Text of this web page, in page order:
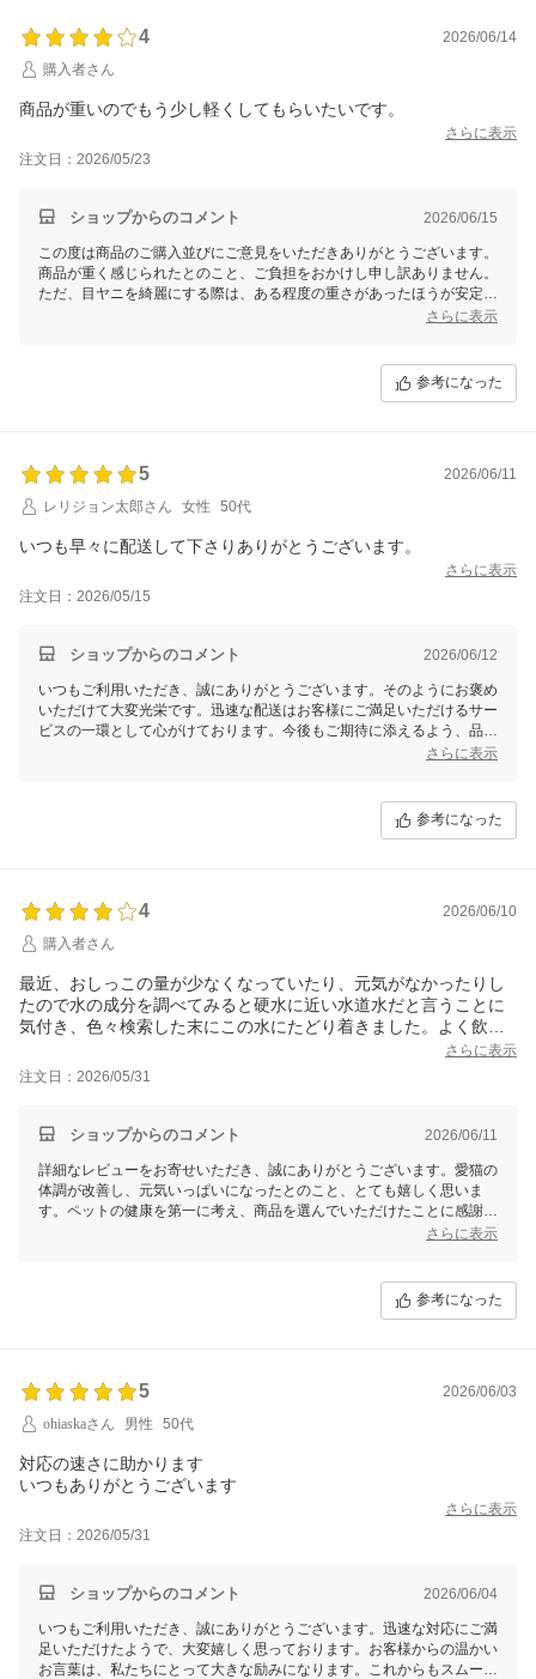
4
2026/06/14
購入者さん
商品が重いのでもう少し軽くしてもらいたいです。
さらに表示
注文日：2026/05/23
ショップからのコメント 2026/06/15
この度は商品のご購入並びにご意見をいただきありがとうございます。
商品が重く感じられたとのこと、ご負担をおかけし申し訳ありません。
ただ、目ヤニを綺麗にする際は、ある程度の重さがあったほうが安定し
て使えるというご意見もございます。お客様のご意見にはさまざまな意
さらに表示
参考になった
5
2026/06/11
レリジョン太郎さん
女性 50代
いつも早々に配送して下さりありがとうございます。
さらに表示
注文日：2026/05/15
ショップからのコメント 2026/06/12
いつもご利用いただき、誠にありがとうございます。そのようにお褒め
いただけて大変光栄です。迅速な配送はお客様にご満足いただけるサー
ビスの一環として心がけております。今後もご期待に添えるよう、品
質・スピード共に努力を続けてまいります。またのご利用を心よりお待
さらに表示
参考になった
4
2026/06/10
購入者さん
最近、おしっこの量が少なくなっていたり、元気がなかったりし
たので水の成分を調べてみると硬水に近い水道水だと言うことに
気付き、色々検索した末にこの水にたどり着きました。よく飲み
ます。1ヶ月ほど飲ませてみたらおしっこの量ももとにもどり、元
気いっぱい過ごしています。少し高価ではありますが、愛猫がい
さらに表示
注文日：2026/05/31
ショップからのコメント 2026/06/11
詳細なレビューをお寄せいただき、誠にありがとうございます。愛猫の
体調が改善し、元気いっぱいになったとのこと、とても嬉しく思いま
す。ペットの健康を第一に考え、商品を選んでいただけたことに感謝申
めに私どもの商品がお役に立てて光栄です。確かに少し高価に感じられ
るかもしれませんが、愛猫の元気な生活が続くことが何よりですね。
知らせください。引き続き、どうぞよろしくお願いいたします。
さらに表示
参考になった
5
2026/06/03
ohiaskaさん
男性 50代
対応の速さに助かります
いつもありがとうございます
さらに表示
注文日：2026/05/31
ショップからのコメント 2026/06/04
いつもご利用いただき、誠にありがとうございます。迅速な対応にご満
足いただけたようで、大変嬉しく思っております。お客様からの温かい
お言葉は、私たちにとって大きな励みになります。これからもスムーズ